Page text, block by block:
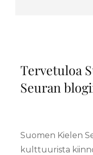
Tervetuloa
Seuran
Suomen Kielen
kulttuurista